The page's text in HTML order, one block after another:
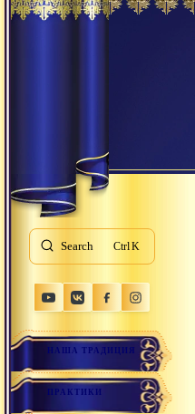
Search K
НАША ТРАДИЦИЯ
ПРАКТИКИ